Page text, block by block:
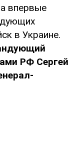
впервые
в Украине.
РФ Сергей